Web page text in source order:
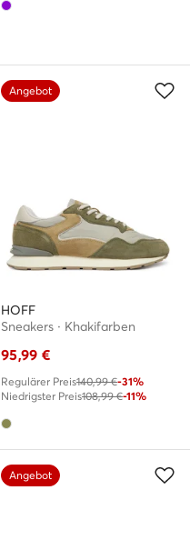
Angebot
HOFF
Sneakers · Khakifarben
95,99 €
Regulärer Preis140,99 €-31%
Niedrigster Preis108,99 €-11%
Angebot